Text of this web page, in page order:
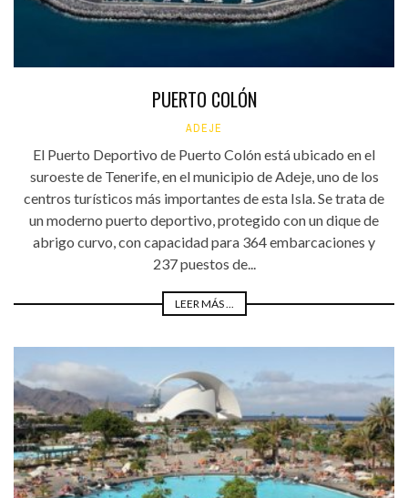
PUERTO COLÓN
ADEJE
El Puerto Deportivo de Puerto Colón está ubicado en el
suroeste de Tenerife, en el municipio de Adeje, uno de los
centros turísticos más importantes de esta Isla. Se trata de
un moderno puerto deportivo, protegido con un dique de
abrigo curvo, con capacidad para 364 embarcaciones y
237 puestos de...
LEER MÁS ...